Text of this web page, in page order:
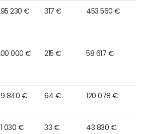
230 € 317 € 453 560 €
000 € 215 € 58 617 €
840 € 64 € 120 078 €
030 € 33 € 43 830 €